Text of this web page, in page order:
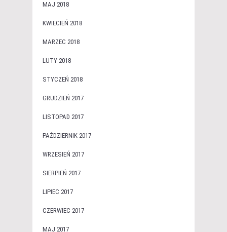
MAJ 2018
KWIECIEŃ 2018
MARZEC 2018
LUTY 2018
STYCZEŃ 2018
GRUDZIEŃ 2017
LISTOPAD 2017
PAŹDZIERNIK 2017
WRZESIEŃ 2017
SIERPIEŃ 2017
LIPIEC 2017
CZERWIEC 2017
MAJ 2017